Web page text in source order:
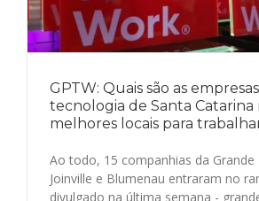
GPTW: Quais são as
tecnologia de Santa Catarina
melhores locais para
Ao todo, 15 companhias da Grande
Joinville e Blumenau entraram no
divulgado na última semana -